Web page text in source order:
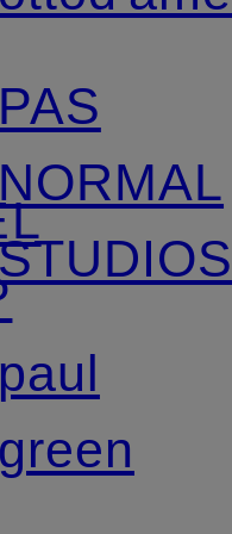
PAS
NORMAL
paul
green